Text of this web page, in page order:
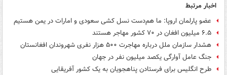
اخبار مرتبط
عضو پارلمان اروپا: ما هم‌دست نسل کشی سعودی و امارات در یمن هستیم
۶.۵ میلیون افغان در ۷۰ کشور مهاجر هستند
هشدار سازمان ملل درباره مهاجرت ۵۰۰ هزار نفری شهروندان افغانستان
جنگ عامل آوارگی یکصد میلیون نفر در جهان
طرح انگلیس برای فرستادن پناهجویان به یک کشور آفریقایی